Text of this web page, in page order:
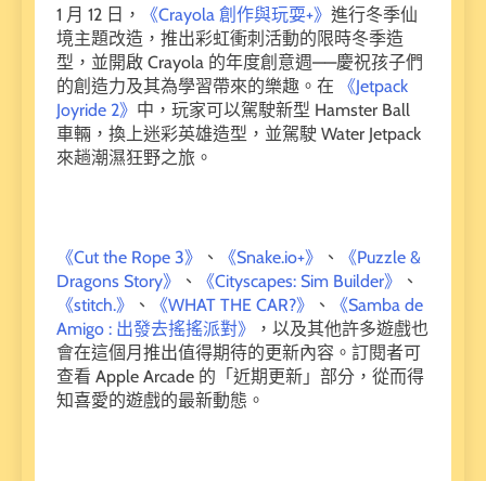
1 月 12 日， 《Crayola 創作與玩耍+》 進行冬季仙
境主題改造，推出彩虹衝刺活動的限時冬季造
型，並開啟 Crayola 的年度創意週——慶祝孩子們
的創造力及其為學習帶來的樂趣。在
《Jetpack
Joyride 2》 中，玩家可以駕駛新型 Hamster Ball
車輛，換上迷彩英雄造型，並駕駛 Water Jetpack
來趟潮濕狂野之旅。
《Cut the Rope 3》 、 《Snake.io+》 、
《Puzzle &
Dragons Story》
、 《Cityscapes: Sim Builder》
、
《stitch.》
、 《WHAT THE CAR?》 、
《Samba de
Amigo : 出發去搖搖派對》
，以及其他許多遊戲也
會在這個月推出值得期待的更新內容。訂閱者可
查看 Apple Arcade 的「近期更新」部分，從而得
知喜愛的遊戲的最新動態。